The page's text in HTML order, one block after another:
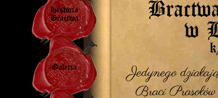
Historia
Bractwa
Galeria
w
Jedynego
Braci